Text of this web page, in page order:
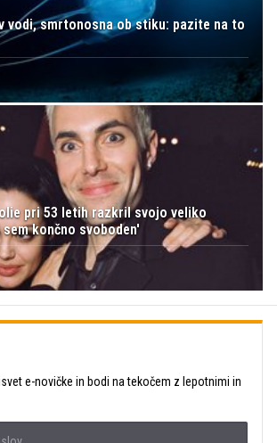
vodi, smrtonosna ob stiku: pazite na to
pri 53 letih razkril svojo veliko
končno svoboden'
e-novičke in bodi na tekočem z lepotnimi in